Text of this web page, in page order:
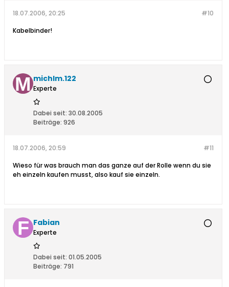
#10
18.07.2006, 20:25
Kabelbinder!
michlm.122
Experte
Dabei seit: 30.08.2005
Beiträge: 926
#11
18.07.2006, 20:59
Wieso für was brauch man das ganze auf der Rolle wenn du sie
eh einzeln kaufen musst, also kauf sie einzeln.
Fabian
Experte
Dabei seit: 01.05.2005
Beiträge: 791